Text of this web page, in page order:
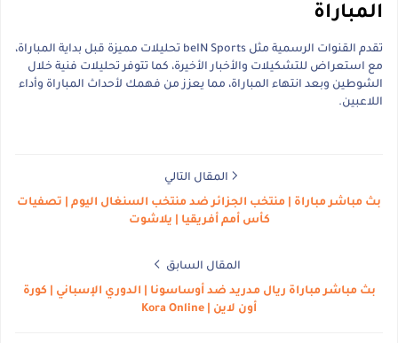
المباراة
تقدم القنوات الرسمية مثل beIN Sports تحليلات مميزة قبل بداية المباراة،
مع استعراض للتشكيلات والأخبار الأخيرة، كما تتوفر تحليلات فنية خلال
الشوطين وبعد انتهاء المباراة، مما يعزز من فهمك لأحداث المباراة وأداء
اللاعبين.
المقال التالي
بث مباشر مباراة | منتخب الجزائر ضد منتخب السنغال اليوم | تصفيات
كأس أمم أفريقيا | يلاشوت
المقال السابق
بث مباشر مباراة ريال مدريد ضد أوساسونا | الدوري الإسباني | كورة
أون لاين | Kora Online